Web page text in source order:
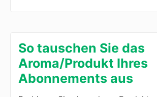
So tauschen Sie das
Aroma/Produkt Ihres
Abonnements aus